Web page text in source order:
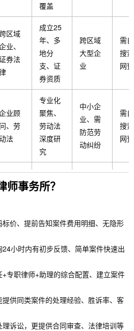
覆盖
跨区域
业、
券法
成立25
年、多
地分
支、证
券资质
跨区域
大型企
业
需
搜
网
业顾
问、劳
法
专业化
聚焦、
劳动法
深度研
究
中小企
业、需
防范劳
动纠纷
需
搜
网
伤理
政诉讼
工伤和
保险理
政诉讼
和企业
网
师事务所？
标价、提前告知案件费用明细、无隐形
24小时内有初步反馈、简单案件快速出
+专职律师+助理的综合配置、建立案件
提供同类案件的处理经验、胜诉率、客
理诉讼，更提供合同审查、法律培训等